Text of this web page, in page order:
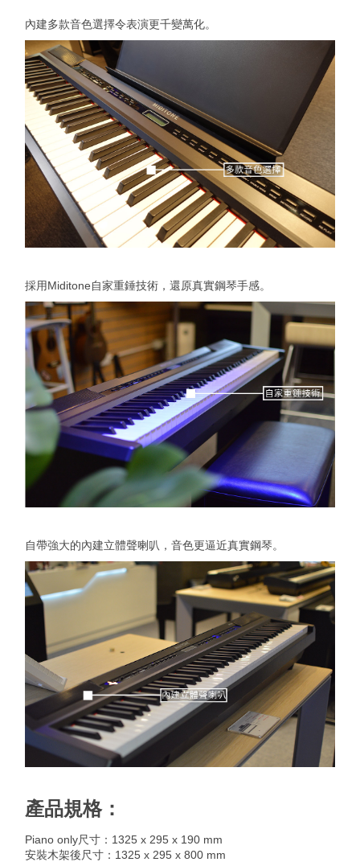
內建多款音色選擇令表演更千變萬化。
採用Miditone自家重錘技術，還原真實鋼琴手感。
自帶強大的內建立體聲喇叭，音色更逼近真實鋼琴。
產品規格：
Piano only尺寸：1325 x 295 x 190 mm
安裝木架後尺寸：1325 x 295 x 800 mm